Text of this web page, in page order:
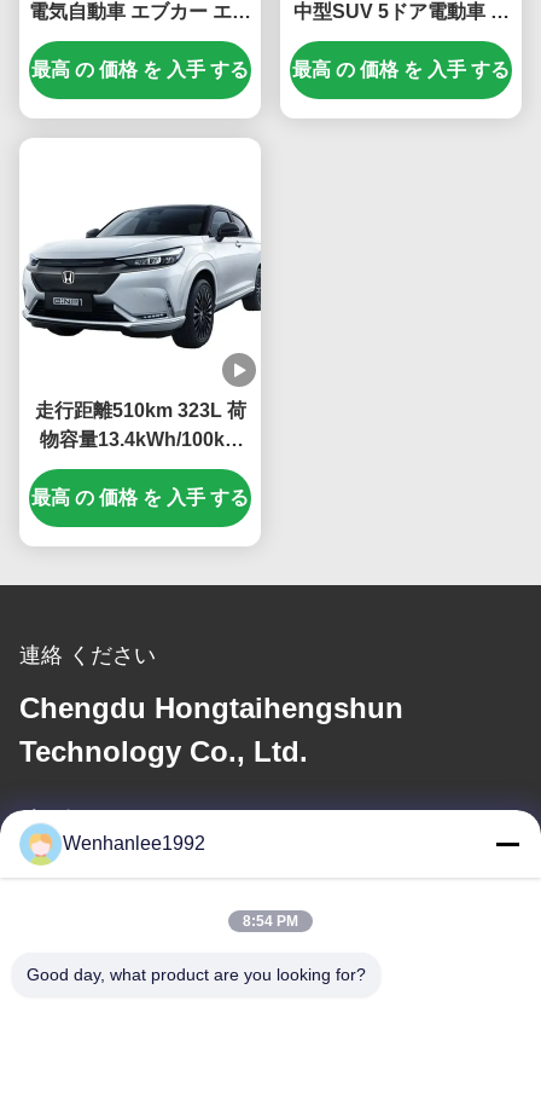
電気自動車 エブカー エン
ス1 ホンダ エンス1 エレ
クトリック SUV 中国 エ
ブカー ストック ホンダ
最高 の 価格 を 入手 する
中型SUV 5ドア電動車 ド
ンフェンホンダ エンス1
トルナリーリチウム電池
タイプ
最高 の 価格 を 入手 する
走行距離510km 323L 荷
物容量13.4kWh/100km
消費量2023 ENS1 4WD
Ev カー ドンフェン ベン
ティアン eNS1 SUV スポ
最高 の 価格 を 入手 する
連絡 ください
Chengdu Hongtaihengshun
Technology Co., Ltd.
メール
Wenhanlee1992
8:54 PM
Good day, what product are you looking for?